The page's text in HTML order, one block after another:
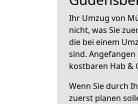
Ihr Umzug von
nicht, was Sie
die bei einem
sind. Angefangen
kostbaren Hab &
Wenn Sie durch
zuerst planen